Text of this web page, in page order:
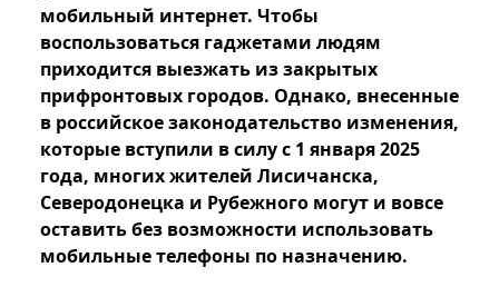
мобильный интернет. Чтобы
воспользоваться гаджетами людям
приходится выезжать из закрытых
прифронтовых городов. Однако, внесенные
в российское законодательство изменения,
которые вступили в силу с 1 января 2025
года, многих жителей Лисичанска,
Северодонецка и Рубежного могут и вовсе
оставить без возможности использовать
мобильные телефоны по назначению.